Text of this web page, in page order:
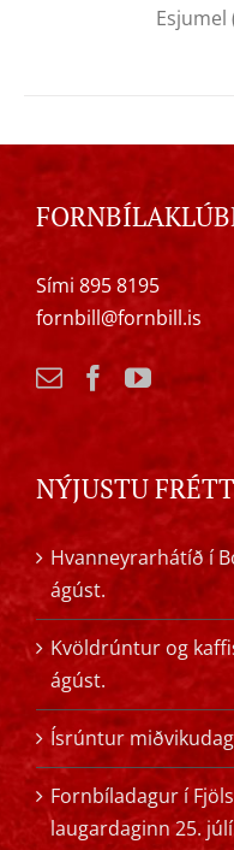
Esjumel
Sími 895 8195
fornbill@fornbill.is
NÝJUSTU
Hvanneyrarhátíð í
ágúst.
Kvöldrúntur og
ágúst.
Ísrúntur
Fornbíladagur í
laugardaginn 25.